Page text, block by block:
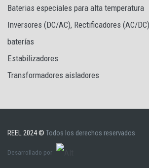
Baterias especiales para alta temperatura
Inversores (DC/AC), Rectificadores (AC/
baterías
Estabilizadores
Transformadores aisladores
REEL 2024 © Todos los derechos reservados
Desarrollado por